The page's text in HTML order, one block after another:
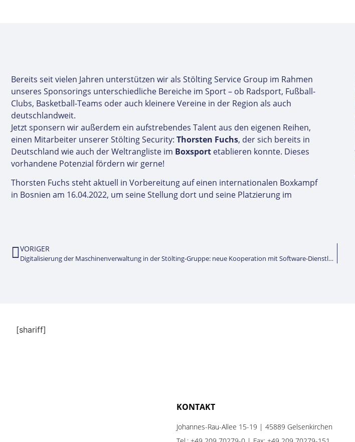
Bereits seit vielen Jahren unterstützen wir als Stölting Service Group im Rahmen
unseres Sponsorings unterschiedliche Bereiche im Sport – ob Radsport, Fußball-
Clubs, Basketball-Teams oder auch kleinere Vereine in der Region als auch
deutschlandweit.
Jetzt sponsern wir außerdem ein aufstrebendes Talent aus den eigenen Reihen,
einen Mitarbeiter unserer Stölting Security: Thorsten Fuchs, der sich bereits in
Deutschland wie auch der Weltrangliste im Boxsport etablieren konnte. Dieses
vorhandene Potenzial fördern wir gerne!
Thorsten Fuchs steht aktuell in Vorbereitung auf einen internationalen Boxkampf
in Bosnien am 16.04.2022, um seine Stellung dort und seine Platzierung im
VORIGER
Digitalisierung der Maschinenverwaltung in der Stölting-Gruppe: neue Kooperation mit Software-Dienstleister ToolSense
[shariff]
KONTAKT
Johannes-Rau-Allee 15-19 | 45889 Gelsenkirchen